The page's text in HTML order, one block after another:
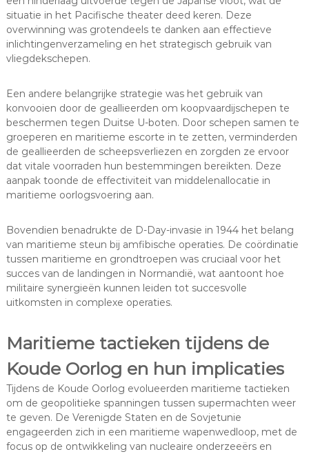
situatie in het Pacifische theater deed keren. Deze
overwinning was grotendeels te danken aan effectieve
inlichtingenverzameling en het strategisch gebruik van
vliegdekschepen.
Een andere belangrijke strategie was het gebruik van
konvooien door de geallieerden om koopvaardijschepen te
beschermen tegen Duitse U-boten. Door schepen samen te
groeperen en maritieme escorte in te zetten, verminderden
de geallieerden de scheepsverliezen en zorgden ze ervoor
dat vitale voorraden hun bestemmingen bereikten. Deze
aanpak toonde de effectiviteit van middelenallocatie in
maritieme oorlogsvoering aan.
Bovendien benadrukte de D-Day-invasie in 1944 het belang
van maritieme steun bij amfibische operaties. De coördinatie
tussen maritieme en grondtroepen was cruciaal voor het
succes van de landingen in Normandië, wat aantoont hoe
militaire synergieën kunnen leiden tot succesvolle
uitkomsten in complexe operaties.
Maritieme tactieken tijdens de
Koude Oorlog en hun implicaties
Tijdens de Koude Oorlog evolueerden maritieme tactieken
om de geopolitieke spanningen tussen supermachten weer
te geven. De Verenigde Staten en de Sovjetunie
engageerden zich in een maritieme wapenwedloop, met de
focus op de ontwikkeling van nucleaire onderzeeërs en